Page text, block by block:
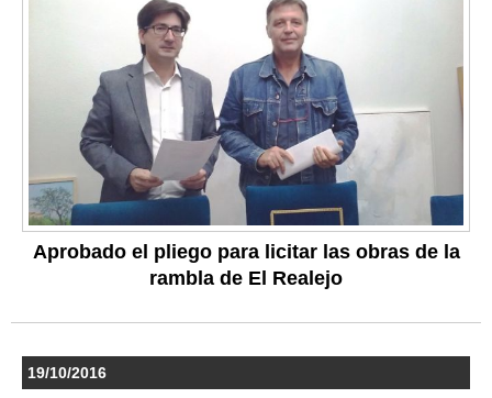
Aprobado el pliego para licitar las obras de la
rambla de El Realejo
19/10/2016